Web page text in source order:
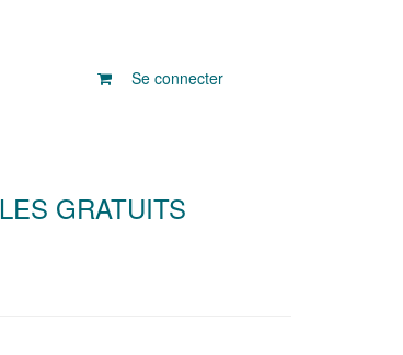
Se connecter
LES GRATUITS